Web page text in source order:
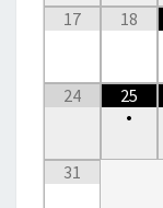
17 18
24
25
•
31